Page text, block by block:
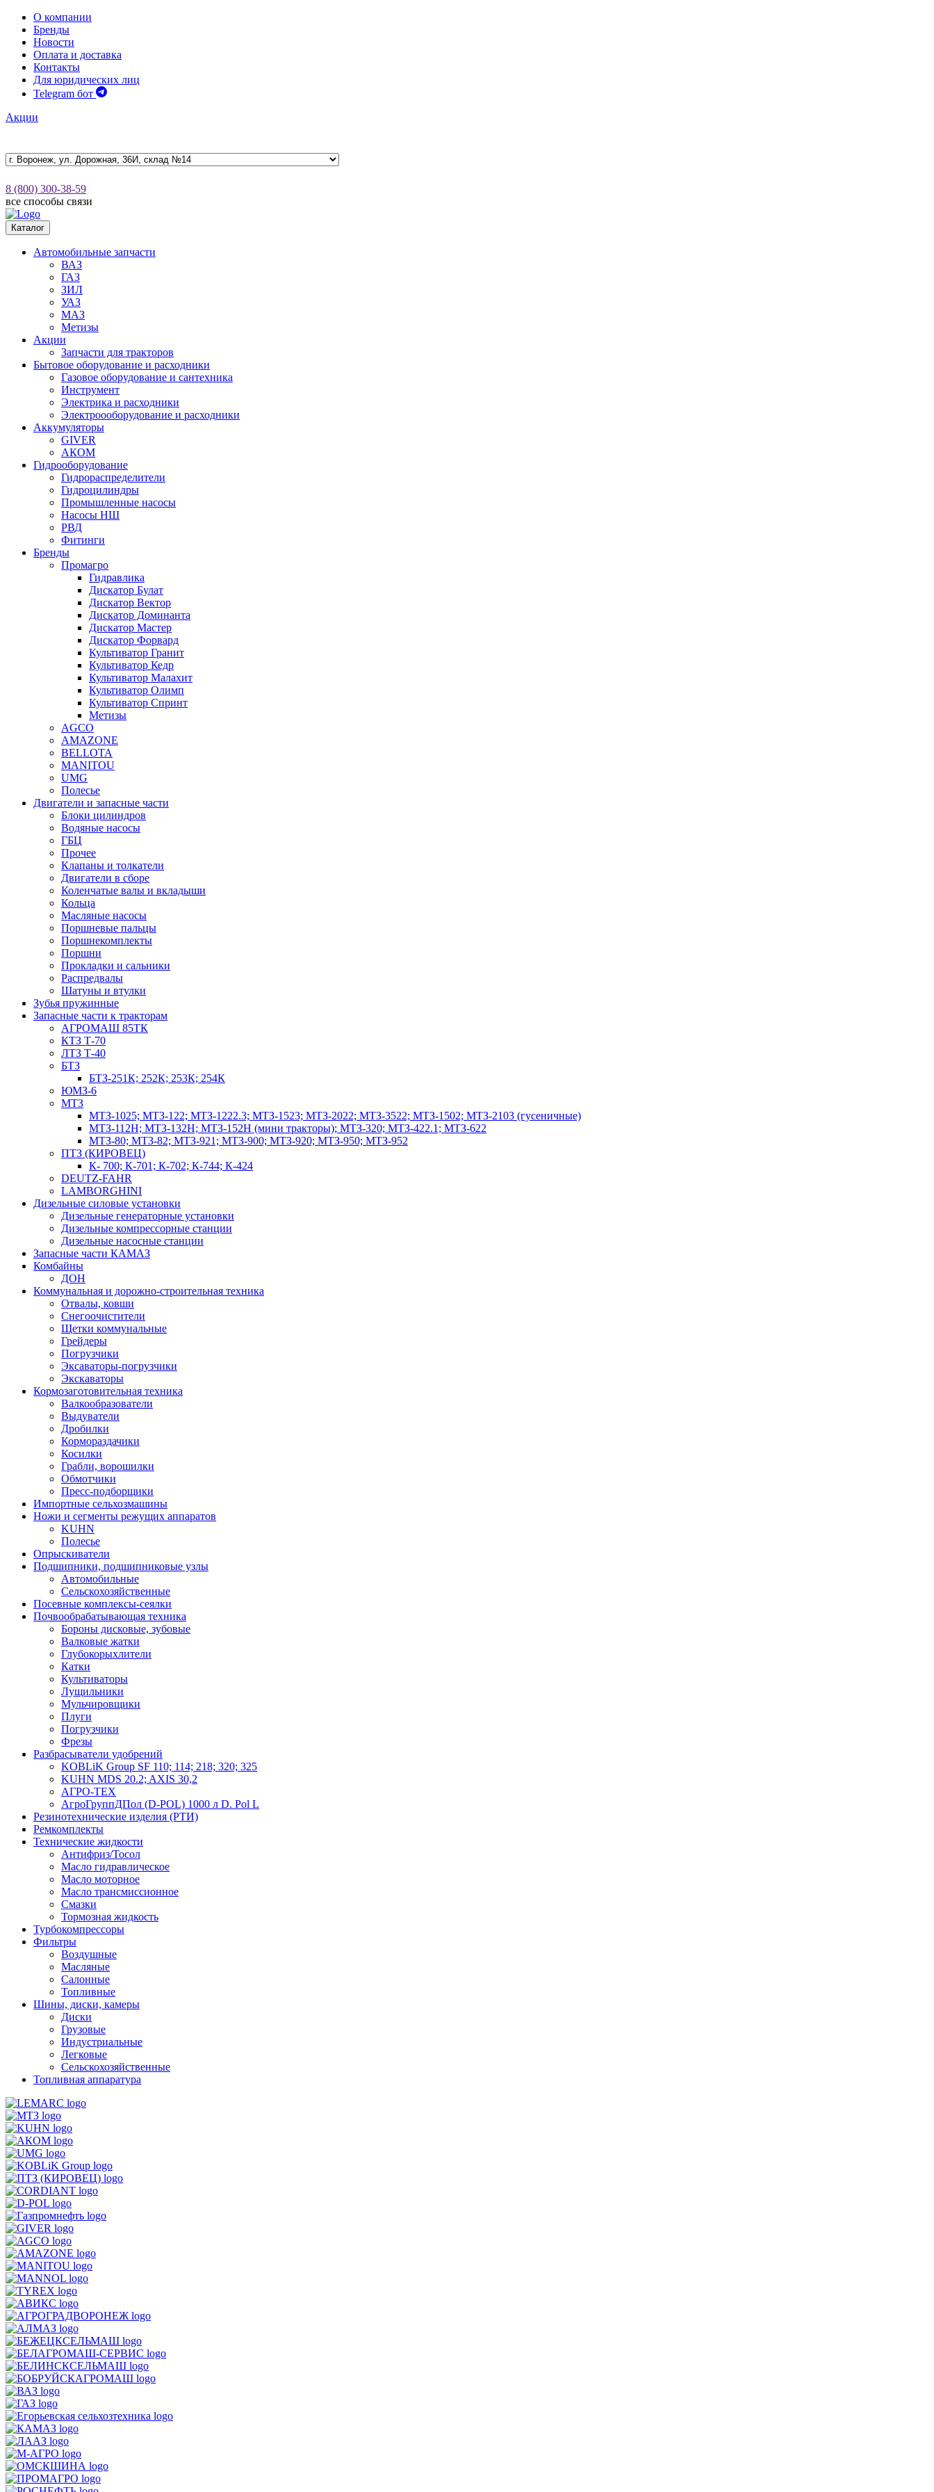
О компании
Бренды
Новости
Оплата и доставка
Контакты
Для юридических лиц
Telegram бот
Акции
8 (800) 300-38-59
все способы связи
Каталог
Автомобильные запчасти
ВАЗ
ГАЗ
ЗИЛ
УАЗ
МАЗ
Метизы
Акции
Запчасти для тракторов
Бытовое оборудование и расходники
Газовое оборудование и сантехника
Инструмент
Электрика и расходники
Электроооборудование и расходники
Аккумуляторы
GIVER
АКОМ
Гидрооборудование
Гидрораспределители
Гидроцилиндры
Промышленные насосы
Насосы НШ
РВД
Фитинги
Бренды
Промагро
Гидравлика
Дискатор Булат
Дискатор Вектор
Дискатор Доминанта
Дискатор Мастер
Дискатор Форвард
Культиватор Гранит
Культиватор Кедр
Культиватор Малахит
Культиватор Олимп
Культиватор Спринт
Метизы
AGCO
AMAZONE
BELLOTA
MANITOU
UMG
Полесье
Двигатели и запасные части
Блоки цилиндров
Водяные насосы
ГБЦ
Прочее
Клапаны и толкатели
Двигатели в сборе
Коленчатые валы и вкладыши
Кольца
Масляные насосы
Поршневые пальцы
Поршнекомплекты
Поршни
Прокладки и сальники
Распредвалы
Шатуны и втулки
Зубья пружинные
Запасные части к тракторам
АГРОМАШ 85ТК
КТЗ Т-70
ЛТЗ Т-40
БТЗ
БТЗ-251К; 252К; 253К; 254К
ЮМЗ-6
МТЗ
МТЗ-1025; МТЗ-122; МТЗ-1222.3; МТЗ-1523; МТЗ-2022; МТЗ-3522; МТЗ-1502; МТЗ-2103 (гусеничные)
МТЗ-112Н; МТЗ-132Н; МТЗ-152Н (мини тракторы); МТЗ-320; МТЗ-422.1; МТЗ-622
МТЗ-80; МТЗ-82; МТЗ-921; МТЗ-900; МТЗ-920; МТЗ-950; МТЗ-952
ПТЗ (КИРОВЕЦ)
К- 700; К-701; К-702; К-744; К-424
DEUTZ-FAHR
LAMBORGHINI
Дизельные силовые установки
Дизельные генераторные установки
Дизельные компрессорные станции
Дизельные насосные станции
Запасные части КАМАЗ
Комбайны
ДОН
Коммунальная и дорожно-строительная техника
Отвалы, ковши
Снегоочистители
Щетки коммунальные
Грейдеры
Погрузчики
Эксаваторы-погрузчики
Экскаваторы
Кормозаготовительная техника
Валкообразователи
Выдуватели
Дробилки
Кормораздачики
Косилки
Грабли, ворошилки
Обмотчики
Пресс-подборщики
Импортные сельхозмашины
Ножи и сегменты режущих аппаратов
KUHN
Полесье
Опрыскиватели
Подшипники, подшипниковые узлы
Автомобильные
Сельскохозяйственные
Посевные комплексы-сеялки
Почвообрабатывающая техника
Бороны дисковые, зубовые
Валковые жатки
Глубокорыхлители
Катки
Культиваторы
Лущильники
Мульчировщики
Плуги
Погрузчики
Фрезы
Разбрасыватели удобрений
KOBLiK Group SF 110; 114; 218; 320; 325
KUHN MDS 20.2; AXIS 30,2
АГРО-ТЕХ
АгроГруппДПол (D-POL) 1000 л D. Pol L
Резинотехнические изделия (РТИ)
Ремкомплекты
Технические жидкости
Антифриз/Тосол
Масло гидравлическое
Масло моторное
Масло трансмиссионное
Смазки
Тормозная жидкость
Турбокомпрессоры
Фильтры
Воздушные
Масляные
Салонные
Топливные
Шины, диски, камеры
Диски
Грузовые
Индустриальные
Легковые
Сельскохозяйственные
Топливная аппаратура